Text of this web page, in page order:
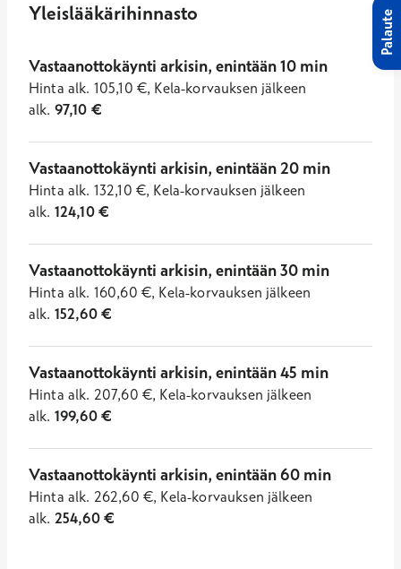
Yleislääkärihinnasto
Vastaanottokäynti arkisin, enintään 10 min
Hinta alk. 105,10 €, Kela-korvauksen jälkeen
alk. 97,10 €
Vastaanottokäynti arkisin, enintään 20 min
Hinta alk. 132,10 €, Kela-korvauksen jälkeen
alk. 124,10€
Vastaanottokäynti arkisin, enintään 30 min
Hinta alk. 160,60 €, Kela-korvauksen jälkeen
alk. 152,60€
Vastaanottokäynti arkisin, enintään 45 min
Hinta alk. 207,60 €, Kela-korvauksen jälkeen
alk. 199,60€
Vastaanottokäynti arkisin, enintään 60 min
Hinta alk. 262,60 €, Kela-korvauksen jälkeen
alk. 254,60€
Palaute